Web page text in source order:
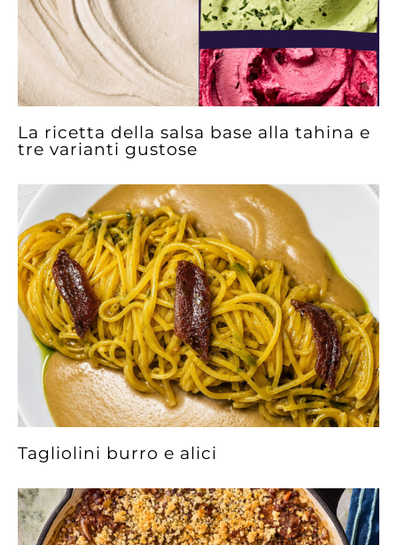
La ricetta della salsa base alla tahina e
tre varianti gustose
Tagliolini burro e alici